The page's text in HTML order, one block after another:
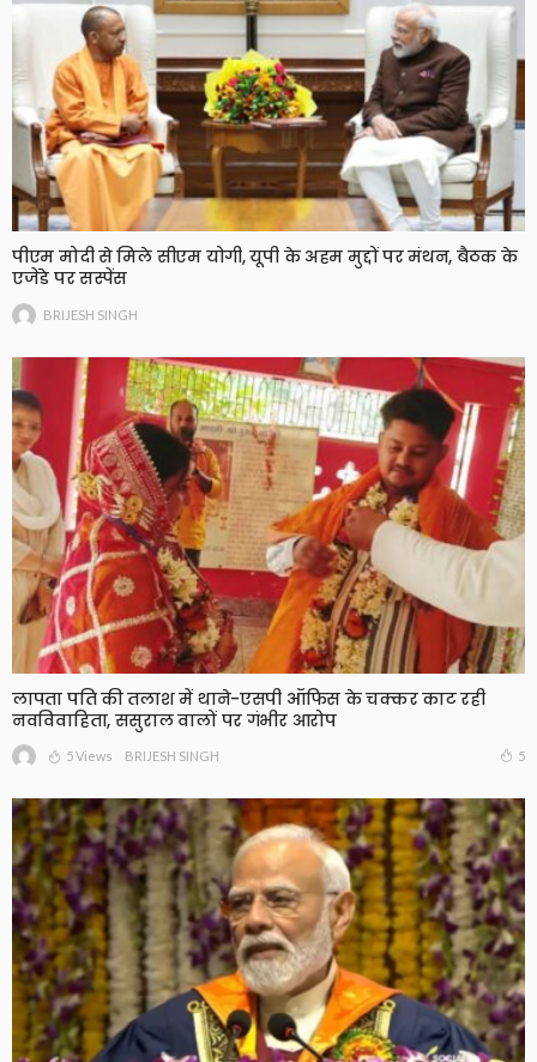
पीएम मोदी से मिले सीएम योगी, यूपी के अहम मुद्दों पर मंथन, बैठक के
एजेंडे पर सस्पेंस
BRIJESH SINGH
लापता पति की तलाश में थाने-एसपी ऑफिस के चक्कर काट रही
नवविवाहिता, ससुराल वालों पर गंभीर आरोप
5 Views BRIJESH SINGH 5